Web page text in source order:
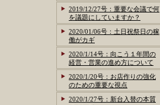
2019/12/27号：重要な会議で何
を議題にしていますか？
2020/01/06号：土日祝祭日の稼
働がカギ
2020/1/14号：向こう１年間の
経営・営業の進め方について
2020/1/20号：お店作りの強化
のための重要な視点
2020/1/27号：新台入替の本質